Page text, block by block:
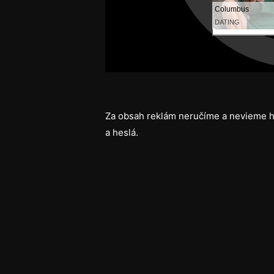
Za obsah reklám neručíme a nevieme
a heslá.